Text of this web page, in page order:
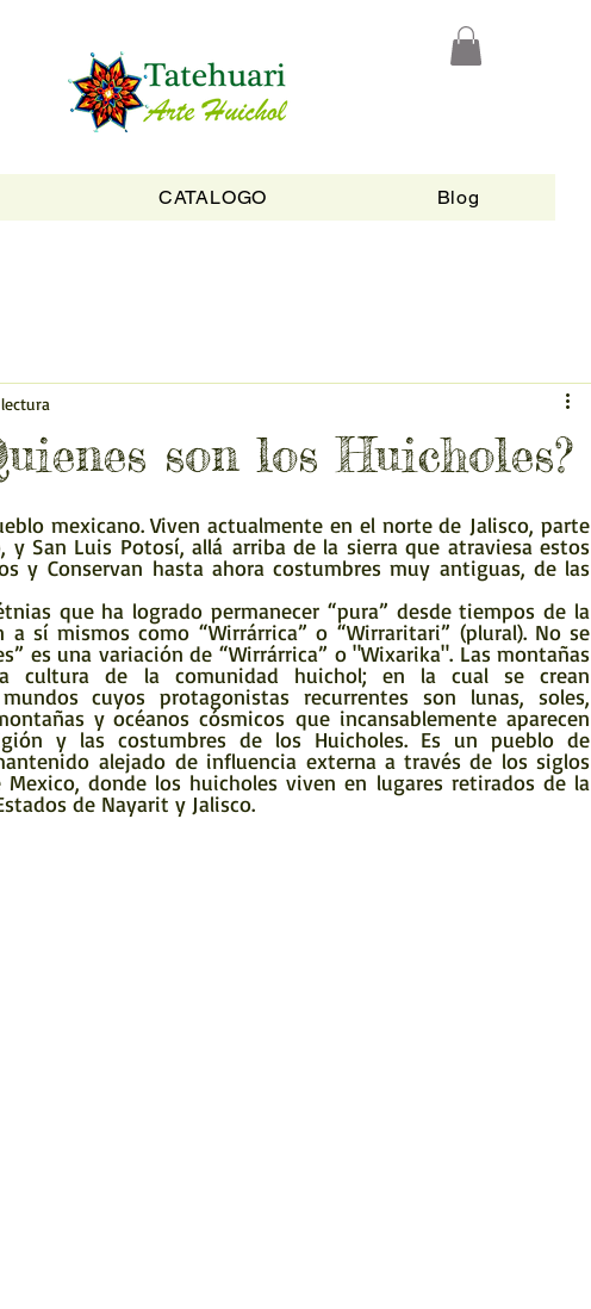
CATALOGO Blog
son los Huicholes?
mexicano. Viven actualmente en el norte de Jalisco, parte
y San Luis Potosí, allá arriba de la sierra que atraviesa estos
y Conservan hasta ahora costumbres muy antiguas, de las
que ha logrado permanecer “pura” desde tiempos de la
sí mismos como “Wirrárrica” o “Wirraritari” (plural). No se
es una variación de “Wirrárrica” o "Wixarika". Las montañas
cultura de la comunidad huichol; en la cual se crean
cuyos protagonistas recurrentes son lunas, soles,
y océanos cósmicos que incansablemente aparecen
y las costumbres de los Huicholes. Es un pueblo de
alejado de influencia externa a través de los siglos
donde los huicholes viven en lugares retirados de la
de Nayarit y Jalisco.